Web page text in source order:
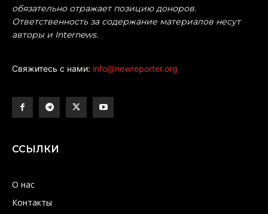
обязательно отражает позицию доноров.
Ответственность за содержание материалов несут
авторы и Internews.
Свяжитесь с нами: info@newreporter.org
ССЫЛКИ
О нас
Контакты